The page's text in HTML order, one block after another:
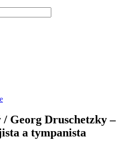
Georg Druschetzky –
a tympanista